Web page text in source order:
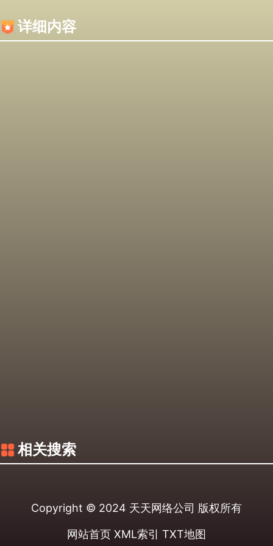
详细内容
相关搜索
Copyright © 2024 天天网络公司 版权所有
网站首页 XML索引 TXT地图